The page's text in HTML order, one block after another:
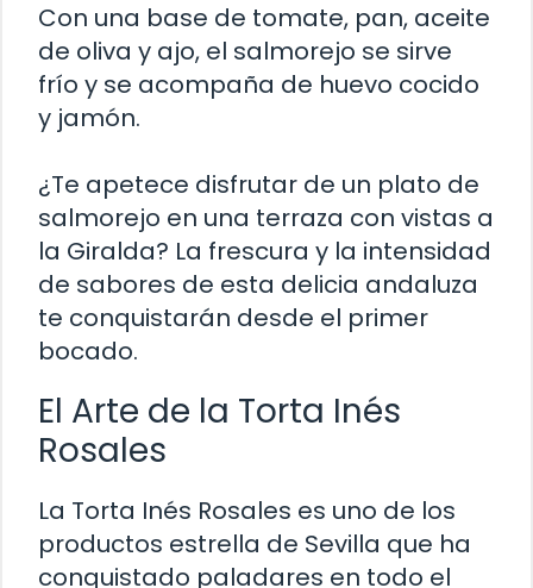
Con una base de tomate, pan, aceite
de oliva y ajo, el salmorejo se sirve
frío y se acompaña de huevo cocido
y jamón.
¿Te apetece disfrutar de un plato de
salmorejo en una terraza con vistas a
la Giralda? La frescura y la intensidad
de sabores de esta delicia andaluza
te conquistarán desde el primer
bocado.
El Arte de la Torta Inés
Rosales
La Torta Inés Rosales es uno de los
productos estrella de Sevilla que ha
conquistado paladares en todo el